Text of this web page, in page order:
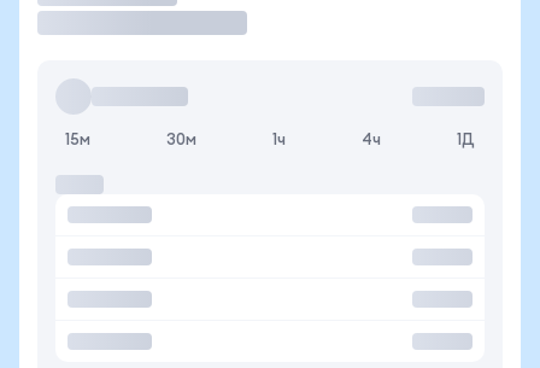
15м 30м 1ч 4ч 1Д